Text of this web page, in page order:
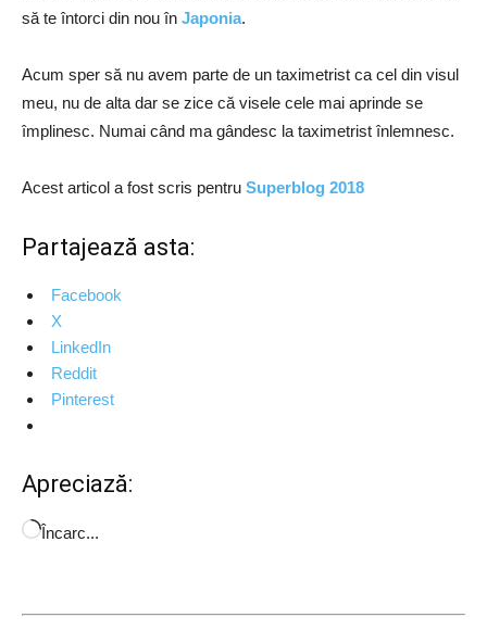
să te întorci din nou în Japonia.
Acum sper să nu avem parte de un taximetrist ca cel din visul
meu, nu de alta dar se zice că visele cele mai aprinde se
împlinesc. Numai când ma gândesc la taximetrist înlemnesc.
Acest articol a fost scris pentru Superblog 2018
Partajează asta:
Facebook
X
LinkedIn
Reddit
Pinterest
Apreciază:
Încarc...